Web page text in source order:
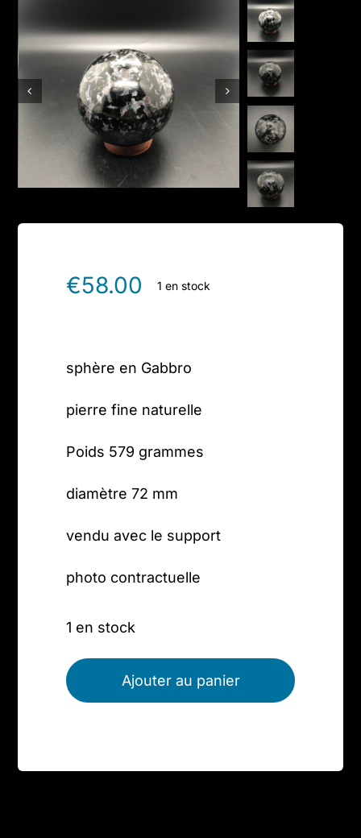
Boutique en ligne
Contact
€58.00 1 en stock
sphère en Gabbro
pierre fine naturelle
Poids 579 grammes
diamètre 72 mm
vendu avec le support
photo contractuelle
1 en stock
Ajouter au panier